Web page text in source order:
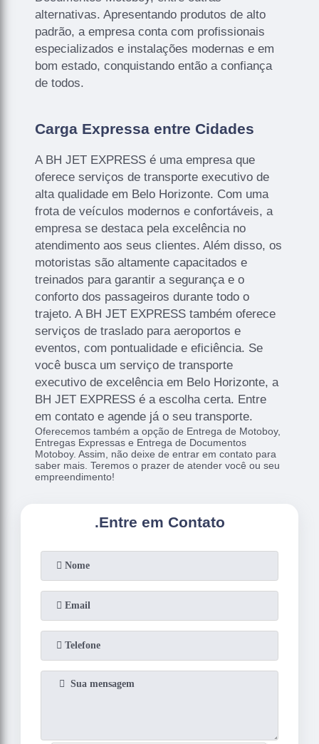
alternativas. Apresentando produtos de alto
padrão, a empresa conta com profissionais
especializados e instalações modernas e em
bom estado, conquistando então a confiança
de todos.
Carga Expressa entre Cidades
A BH JET EXPRESS é uma empresa que
oferece serviços de transporte executivo de
alta qualidade em Belo Horizonte. Com uma
frota de veículos modernos e confortáveis, a
empresa se destaca pela excelência no
atendimento aos seus clientes. Além disso, os
motoristas são altamente capacitados e
treinados para garantir a segurança e o
conforto dos passageiros durante todo o
trajeto. A BH JET EXPRESS também oferece
serviços de traslado para aeroportos e
eventos, com pontualidade e eficiência. Se
você busca um serviço de transporte
executivo de excelência em Belo Horizonte, a
BH JET EXPRESS é a escolha certa. Entre
em contato e agende já o seu transporte.
Oferecemos também a opção de Entrega de Motoboy,
Entregas Expressas e Entrega de Documentos
Motoboy. Assim, não deixe de entrar em contato para
saber mais. Teremos o prazer de atender você ou seu
empreendimento!
.Entre em Contato